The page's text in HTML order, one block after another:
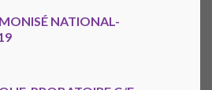
NATIONAL-